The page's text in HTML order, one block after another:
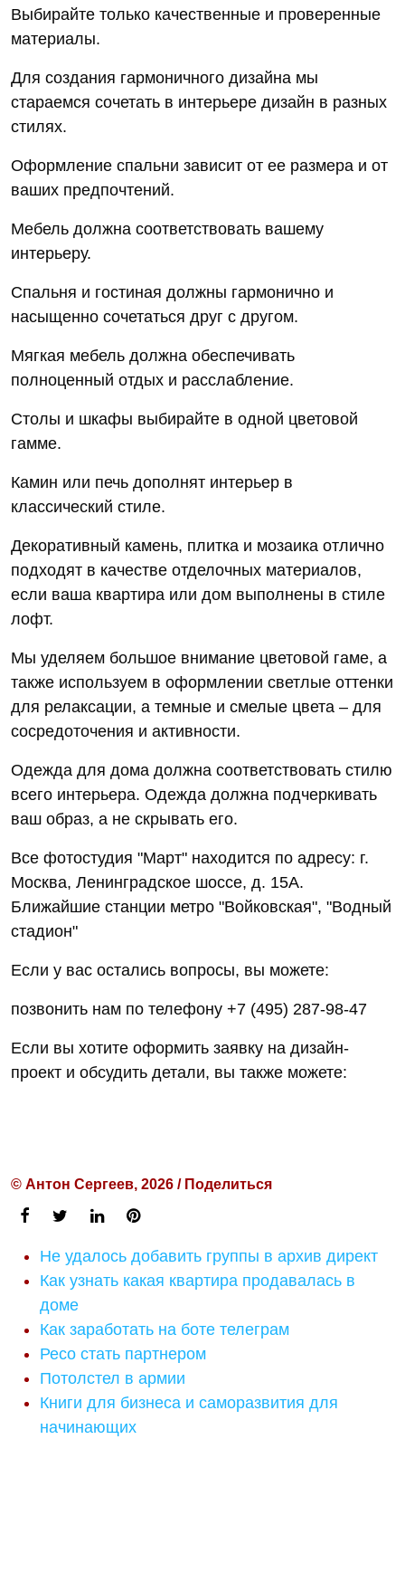
Выбирайте только качественные и проверенные
материалы.
Для создания гармоничного дизайна мы
стараемся сочетать в интерьере дизайн в разных
стилях.
Оформление спальни зависит от ее размера и от
ваших предпочтений.
Мебель должна соответствовать вашему
интерьеру.
Спальня и гостиная должны гармонично и
насыщенно сочетаться друг с другом.
Мягкая мебель должна обеспечивать
полноценный отдых и расслабление.
Столы и шкафы выбирайте в одной цветовой
гамме.
Камин или печь дополнят интерьер в
классический стиле.
Декоративный камень, плитка и мозаика отлично
подходят в качестве отделочных материалов,
если ваша квартира или дом выполнены в стиле
лофт.
Мы уделяем большое внимание цветовой гаме, а
также используем в оформлении светлые оттенки
для релаксации, а темные и смелые цвета – для
сосредоточения и активности.
Одежда для дома должна соответствовать стилю
всего интерьера. Одежда должна подчеркивать
ваш образ, а не скрывать его.
Все фотостудия "Март" находится по адресу: г.
Москва, Ленинградское шоссе, д. 15А.
Ближайшие станции метро "Войковская", "Водный
стадион"
Если у вас остались вопросы, вы можете:
позвонить нам по телефону +7 (495) 287-98-47
Если вы хотите оформить заявку на дизайн-
проект и обсудить детали, вы также можете:
© Антон Сергеев, 2026 / Поделиться
Не удалось добавить группы в архив директ
Как узнать какая квартира продавалась в
доме
Как заработать на боте телеграм
Ресо стать партнером
Потолстел в армии
Книги для бизнеса и саморазвития для
начинающих